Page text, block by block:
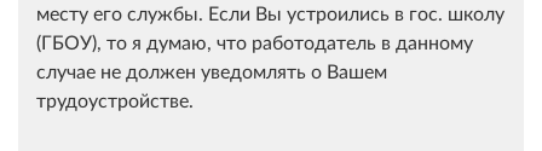
месту его службы.​ Если Вы устроились в гос. школу
(ГБОУ), то я думаю, что работодатель в данному
случае не должен уведомлять о Вашем
трудоустройстве.